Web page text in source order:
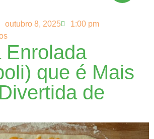
outubro 8, 2025
1:00 pm
Enrolada
que é Mais
de